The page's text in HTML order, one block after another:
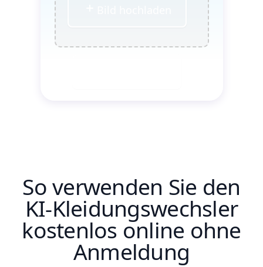
So verwenden Sie den
KI-Kleidungswechsler
kostenlos online ohne
Anmeldung